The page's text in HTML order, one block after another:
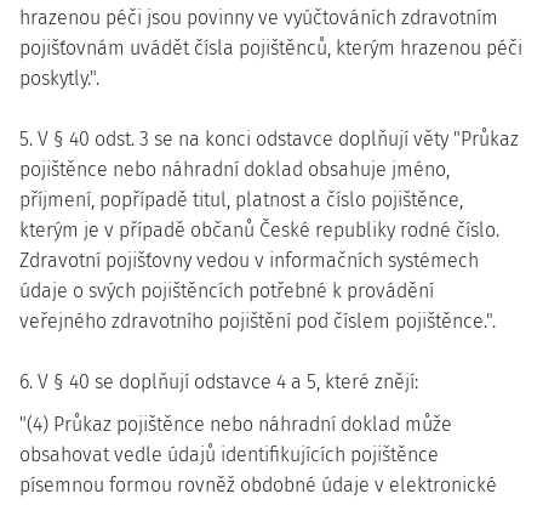
hrazenou péči jsou povinny ve vyúčtováních zdravotním
pojišťovnám uvádět čísla pojištěnců, kterým hrazenou péči
poskytly.".
5. V § 40 odst. 3 se na konci odstavce doplňují věty "Průkaz
pojištěnce nebo náhradní doklad obsahuje jméno,
příjmení, popřípadě titul, platnost a číslo pojištěnce,
kterým je v případě občanů České republiky rodné číslo.
Zdravotní pojišťovny vedou v informačních systémech
údaje o svých pojištěncích potřebné k provádění
veřejného zdravotního pojištění pod číslem pojištěnce.".
6. V § 40 se doplňují odstavce 4 a 5, které znějí:
"(4) Průkaz pojištěnce nebo náhradní doklad může
obsahovat vedle údajů identifikujících pojištěnce
písemnou formou rovněž obdobné údaje v elektronické